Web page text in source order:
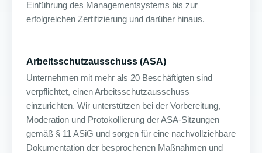
Einführung des Managementsystems bis zur
erfolgreichen Zertifizierung und darüber hinaus.
Arbeitsschutzausschuss (ASA)
Unternehmen mit mehr als 20 Beschäftigten sind
verpflichtet, einen Arbeitsschutzausschuss
einzurichten. Wir unterstützen bei der Vorbereitung,
Moderation und Protokollierung der ASA-Sitzungen
gemäß § 11 ASiG und sorgen für eine nachvollziehbare
Dokumentation der besprochenen Maßnahmen und